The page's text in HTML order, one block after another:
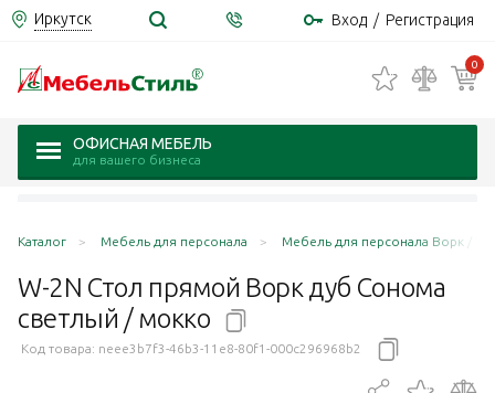
Иркутск Вход / Регистрация
0
ОФИСНАЯ МЕБЕЛЬ
для вашего бизнеса
Каталог Мебель для персонала Мебель для персонала Ворк /
W-2N Стол прямой Ворк дуб Сонома
светлый / мокко
Код товара: neee3b7f3-46b3-11e8-80f1-000c296968b2